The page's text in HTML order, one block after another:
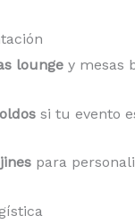
lounge y mesas
si tu evento
para